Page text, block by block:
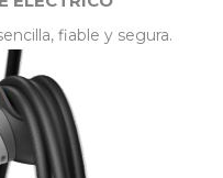
fiable y segura.